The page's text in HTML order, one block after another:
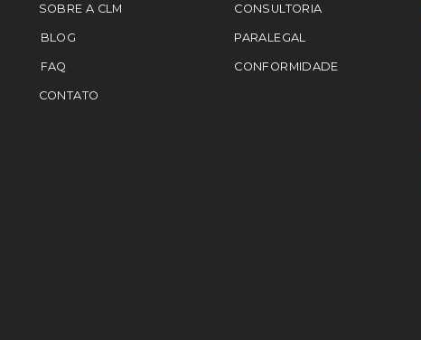
SOBRE A CLM
BLOG
FAQ
CONTATO
CONSULTORIA
PARALEGAL
CONFORMIDADE